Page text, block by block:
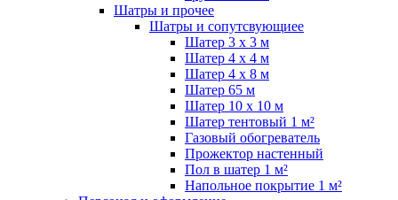
Шатры и прочее
Шатры и сопутсвующиее
Шатер 3 х 3 м
Шатер 4 х 4 м
Шатер 4 х 8 м
Шатер 65 м
Шатер 10 х 10 м
Шатер тентовый 1 м²
Газовый обогреватель
Прожектор настенный
Пол в шатер 1 м²
Напольное покрытие 1 м²